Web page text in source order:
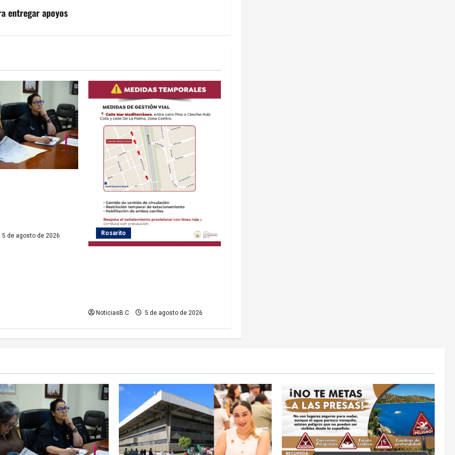
entregar apoyos
5 de agosto de 2026 Rosarito
NoticiasB.C 5 de agosto de 2026